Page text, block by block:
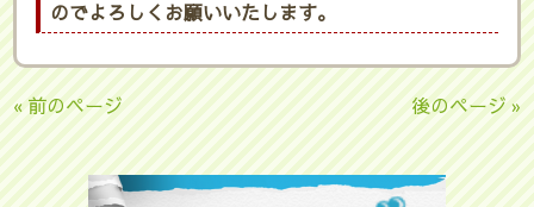
のでよろしくお願いいたします。
« 前のページ 後のページ »